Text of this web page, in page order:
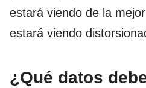
estará viendo de la
estará viendo
¿Qué datos